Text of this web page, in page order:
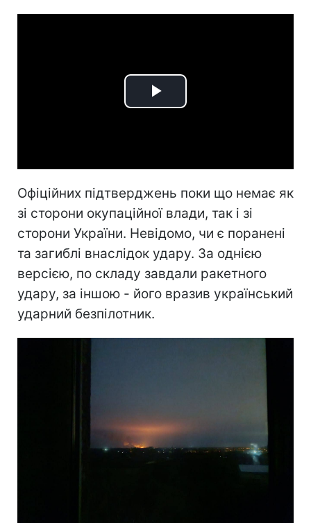
Play
Офіційних підтверджень поки що немає як
зі сторони окупаційної влади, так і зі
сторони України. Невідомо, чи є поранені
та загиблі внаслідок удару. За однією
версією, по складу завдали ракетного
удару, за іншою - його вразив український
ударний безпілотник.